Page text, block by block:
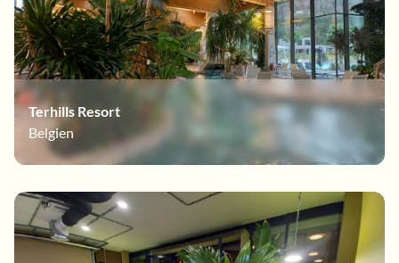
Terhills Resort
Belgien